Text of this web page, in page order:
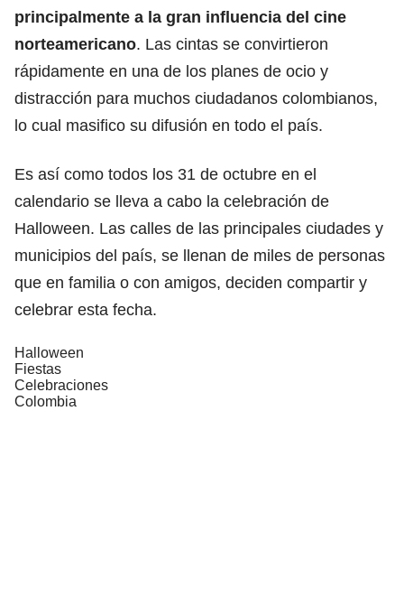
principalmente a la gran influencia del cine
norteamericano. Las cintas se convirtieron
rápidamente en una de los planes de ocio y
distracción para muchos ciudadanos colombianos,
lo cual masifico su difusión en todo el país.
Es así como todos los 31 de octubre en el
calendario se lleva a cabo la celebración de
Halloween. Las calles de las principales ciudades y
municipios del país, se llenan de miles de personas
que en familia o con amigos, deciden compartir y
celebrar esta fecha.
Halloween
Fiestas
Celebraciones
Colombia